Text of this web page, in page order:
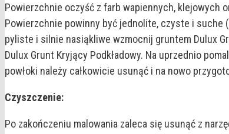
Powierzchnie oczyść z farb wapiennych, klejowych
Powierzchnie powinny być jednolite, czyste i suche
pyliste i silnie nasiąkliwe wzmocnij gruntem Dulux
Dulux Grunt Kryjący Podkładowy. Na uprzednio
powłoki należy całkowicie usunąć i na nowo
Czyszczenie:
Po zakończeniu malowania zaleca się usunąć z